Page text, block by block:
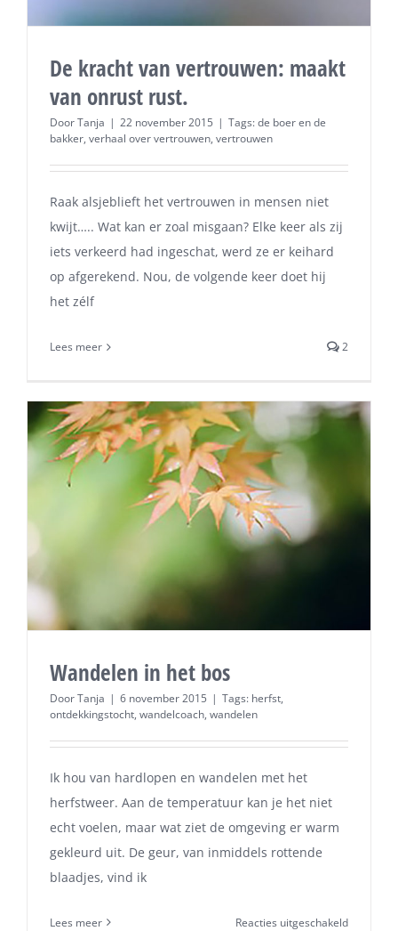
De kracht van vertrouwen: maakt
van onrust rust.
DoorTanja | 22 november 2015 | Tags:de boer en de
bakker, verhaal over vertrouwen, vertrouwen
Raak alsjeblieft het vertrouwen in mensen niet
kwijt….. Wat kan er zoal misgaan? Elke keer als zij
iets verkeerd had ingeschat, werd ze er keihard
op afgerekend. Nou, de volgende keer doet hij
het zélf
Lees meer 2
Wandelen in het bos
DoorTanja | 6 november 2015 | Tags: herfst,
ontdekkingstocht, wandelcoach, wandelen
Ik hou van hardlopen en wandelen met het
herfstweer. Aan de temperatuur kan je het niet
echt voelen, maar wat ziet de omgeving er warm
gekleurd uit. De geur, van inmiddels rottende
blaadjes, vind ik
Lees meer Reacties uitgeschakeldvoor